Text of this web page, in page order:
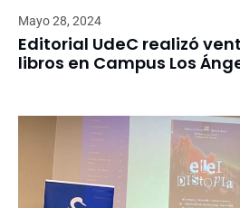
Mayo 28, 2024
Editorial UdeC realizó
libros en Campus Los